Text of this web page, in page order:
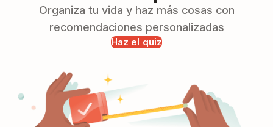
Organiza tu vida y haz más cosas con
recomendaciones personalizadas
Haz el quiz